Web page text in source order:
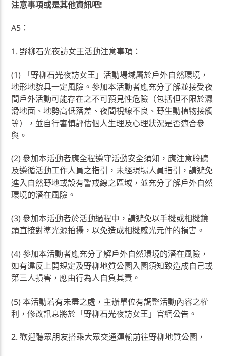
注意事項或是其他資訊吧!
A5：
1. 野柳石光夜訪女王活動注意事項：
(1) 「野柳石光夜訪女王」活動場域屬於戶外自然環境，
地形地貌具一定風險。參加本活動者應充分了解並接受夜
間戶外活動可能存在之不可預見性危險（包括但不限於濕
滑地面、地勢高低落差、夜間視線不良、野生動植物接觸
等），並自行審慎評估個人生理及心理狀況是否適合參
與。
(2) 參加本活動者應全程遵守活動安全須知，應注意聆聽
及遵循活動工作人員之指引，未經現場人員指引，請避免
進入自然野地或設有警戒線之區域，並充分了解戶外自然
環境的潛在風險。
(3) 參加本活動者於活動過程中，請避免以手機或相機鏡
頭直接對準光源拍攝，以免造成相機感光元件的損害。
(4) 參加本活動者應充分了解戶外自然環境的潛在風險，
如有違反上開規定及野柳地質公園入園須知致造成自己或
第三人損害，應由行為人自負其責。
(5) 本活動若有未盡之處，主辦單位有調整活動內容之權
利，修改訊息將於「野柳石光夜訪女王」官網公告。
2. 歡迎聽眾朋友搭乘大眾交通運輸前往野柳地質公園，